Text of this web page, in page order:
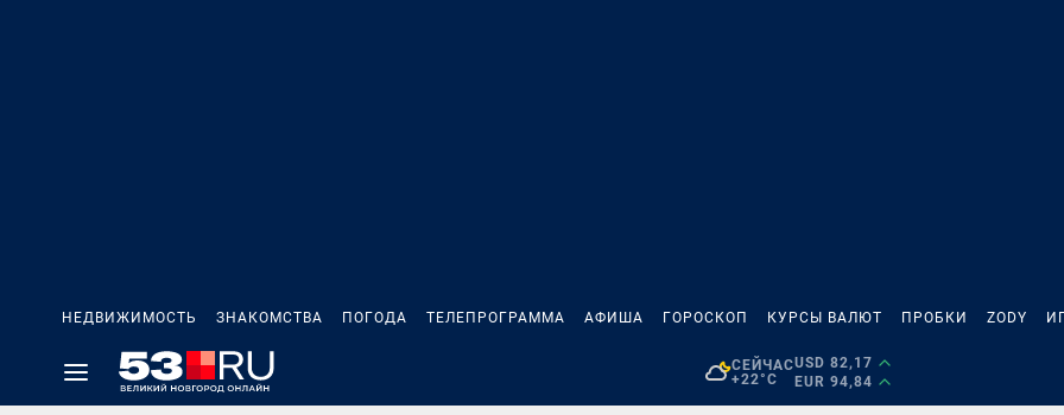
НЕДВИЖИМОСТЬ ЗНАКОМСТВА ПОГОДА ТЕЛЕПРОГРАММА АФИША ГОРОСКОП КУРСЫ ВАЛЮТ ПРОБКИ ZODY
СЕЙЧАС
+22°C
USD 82,17
EUR 94,84